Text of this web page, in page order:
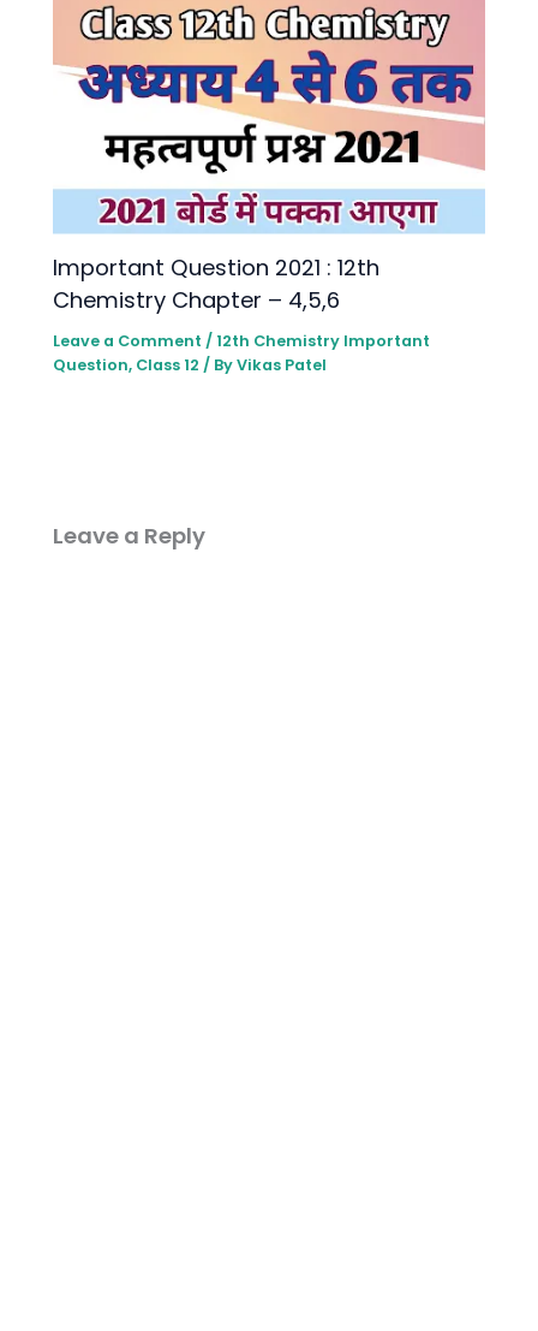
lmportant Question 2021 : 12th
Chemistry Chapter – 4,5,6
Leave a Comment / 12th Chemistry lmportant
Question, Class 12 / ByVikas Patel
Leave a Reply